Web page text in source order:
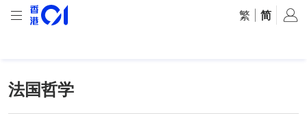
繁 简
法国哲学